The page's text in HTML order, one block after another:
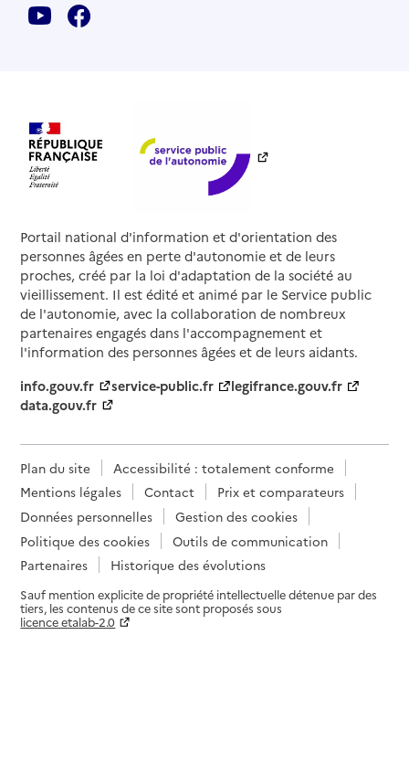
Portail national d'information et d'orientation des
personnes âgées en perte d'autonomie et de leurs
proches, créé par la loi d'adaptation de la société au
vieillissement. Il est édité et animé par le Service public
de l'autonomie, avec la collaboration de nombreux
partenaires engagés dans l'accompagnement et
l'information des personnes âgées et de leurs aidants.
info.gouv.fr
service-public.fr
legifrance.gouv.fr
data.gouv.fr
Plan du site
Accessibilité : totalement conforme
Mentions légales
Contact
Prix et comparateurs
Données personnelles
Gestion des cookies
Politique des cookies
Outils de communication
Partenaires
Historique des évolutions
Sauf mention explicite de propriété intellectuelle détenue par des
tiers, les contenus de ce site sont proposés sous
licence etalab-2.0